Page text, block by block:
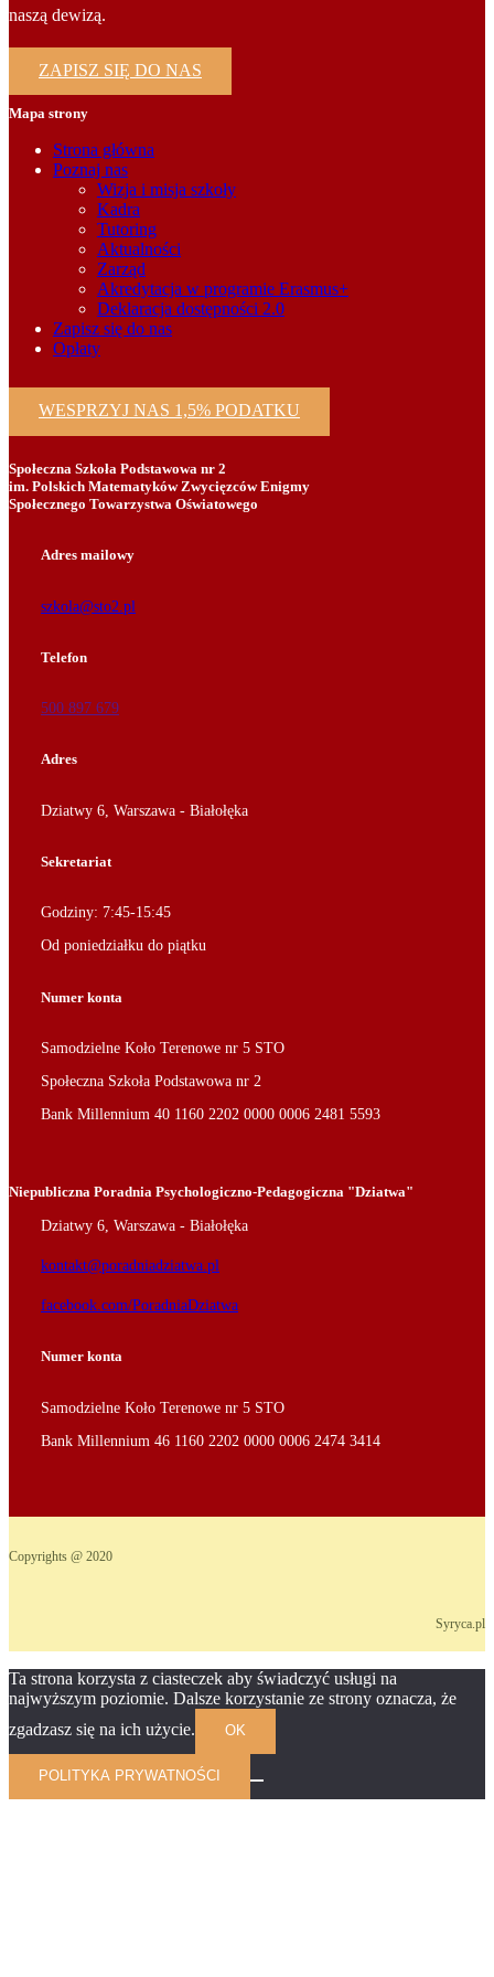
naszą dewizą.
ZAPISZ SIĘ DO NAS
Mapa strony
Strona główna
Poznaj nas
Wizja i misja szkoły
Kadra
Tutoring
Aktualności
Zarząd
Akredytacja w programie Erasmus+
Deklaracja dostępności 2.0
Zapisz się do nas
Opłaty
WESPRZYJ NAS 1,5% PODATKU
Społeczna Szkoła Podstawowa nr 2
im. Polskich Matematyków Zwycięzców Enigmy
Społecznego Towarzystwa Oświatowego
Adres mailowy
szkola@sto2.pl
Telefon
500 897 679
Adres
Dziatwy 6, Warszawa - Białołęka
Sekretariat
Godziny: 7:45-15:45
Od poniedziałku do piątku
Numer konta
Samodzielne Koło Terenowe nr 5 STO
Społeczna Szkoła Podstawowa nr 2
Bank Millennium 40 1160 2202 0000 0006 2481 5593
Niepubliczna Poradnia Psychologiczno-Pedagogiczna "Dziatwa"
Dziatwy 6, Warszawa - Białołęka
kontakt@poradniadziatwa.pl
facebook.com/PoradniaDziatwa
Numer konta
Samodzielne Koło Terenowe nr 5 STO
Bank Millennium 46 1160 2202 0000 0006 2474 3414
Copyrights @ 2020
Syryca.pl
Ta strona korzysta z ciasteczek aby świadczyć usługi na
najwyższym poziomie. Dalsze korzystanie ze strony oznacza, że
zgadzasz się na ich użycie.
OK
POLITYKA PRYWATNOŚCI